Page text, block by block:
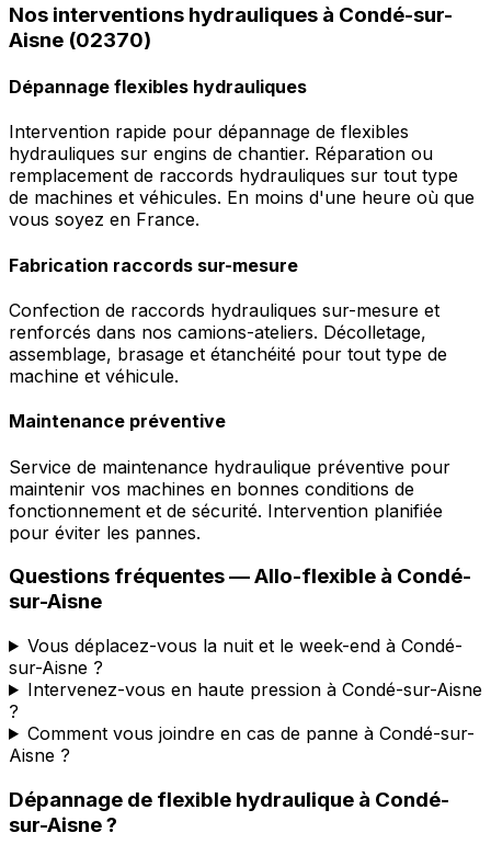
Nos interventions hydrauliques à Condé-sur-
Aisne (02370)
Dépannage flexibles hydrauliques
Intervention rapide pour dépannage de flexibles
hydrauliques sur engins de chantier. Réparation ou
remplacement de raccords hydrauliques sur tout type
de machines et véhicules. En moins d'une heure où que
vous soyez en France.
Fabrication raccords sur-mesure
Confection de raccords hydrauliques sur-mesure et
renforcés dans nos camions-ateliers. Décolletage,
assemblage, brasage et étanchéité pour tout type de
machine et véhicule.
Maintenance préventive
Service de maintenance hydraulique préventive pour
maintenir vos machines en bonnes conditions de
fonctionnement et de sécurité. Intervention planifiée
pour éviter les pannes.
Questions fréquentes —Allo-flexible à Condé-
sur-Aisne
Vous déplacez-vous la nuit et le week-end à Condé-
sur-Aisne ?
Intervenez-vous en haute pression à Condé-sur-Aisne
?
Comment vous joindre en cas de panne à Condé-sur-
Aisne ?
Dépannage de flexible hydraulique à Condé-
sur-Aisne?